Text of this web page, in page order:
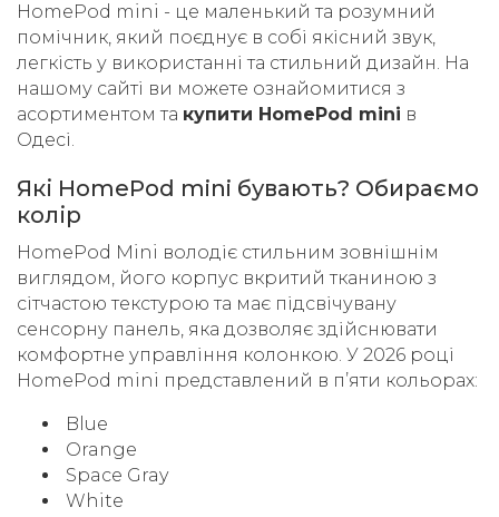
HomePod mini - це маленький та розумний
помічник, який поєднує в собі якісний звук,
легкість у використанні та стильний дизайн. На
нашому сайті ви можете ознайомитися з
асортиментом та купити HomePod mini в
Одесі.
Які HomePod mini бувають? Обираємо
колір
HomePod Mini володіє стильним зовнішнім
виглядом, його корпус вкритий тканиною з
сітчастою текстурою та має підсвічувану
сенсорну панель, яка дозволяє здійснювати
комфортне управління колонкою. У 2026 році
HomePod mini представлений в пʼяти кольорах:
Blue
Orange
Space Gray
White